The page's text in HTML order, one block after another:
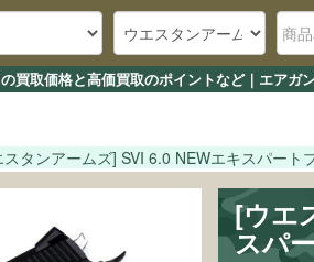
買取価格と高価買取のポイントなど｜エアガ
スタンアームズ] SVI 6.0 NEWエキスパート
[ウエ
スパ